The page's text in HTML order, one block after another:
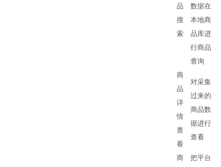
品
搜
索
数据在
本地商
品库进
行商品
查询
商
品
详
情
查
看
对采集
过来的
商品数
据进行
查看
商
把平台